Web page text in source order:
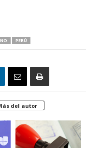
PERÚ
del autor